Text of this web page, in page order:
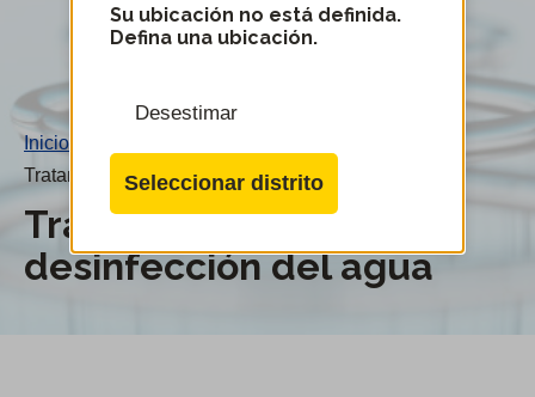
servicio
móvil
de
Cal
Water
Su ubicación no está definida.
Defina una ubicación.
Desestimar
Seleccionar distrito
Inicio
Tratamiento y desinfección del agua
Tratamiento y
desinfección del agua